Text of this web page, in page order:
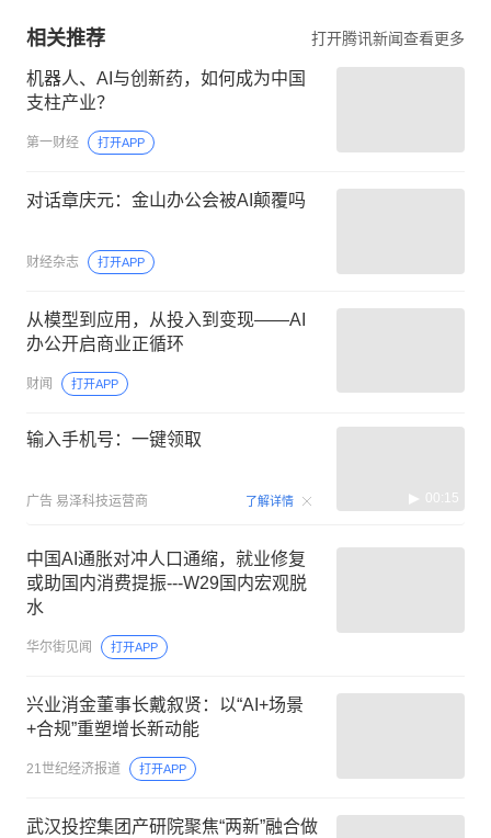
相关推荐 打开腾讯新闻查看更多
机器人、AI与创新药，如何成为中国
支柱产业？
第一财经 打开APP
对话章庆元：金山办公会被AI颠覆吗
财经杂志 打开APP
从模型到应用，从投入到变现——AI
办公开启商业正循环
财闻 打开APP
输入手机号：一键领取
广告 易泽科技运营商 了解详情 00:15
中国AI通胀对冲人口通缩，就业修复
或助国内消费提振---W29国内宏观脱
水
华尔街见闻 打开APP
兴业消金董事长戴叙贤：以“AI+场景
+合规”重塑增长新动能
21世纪经济报道 打开APP
武汉投控集团产研院聚焦“两新”融合做